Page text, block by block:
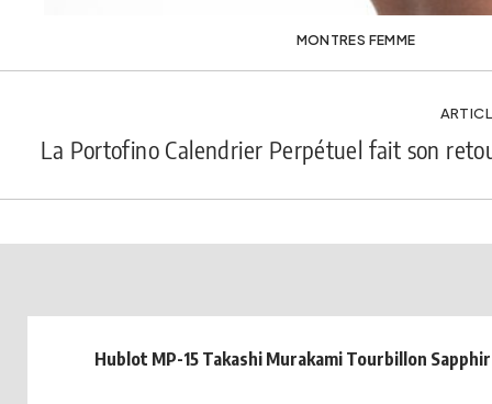
MONTRES FEMME
La Portofino Calendrier Perpétuel fait son
Hublot MP-15 Takashi Murakami Tourbillon